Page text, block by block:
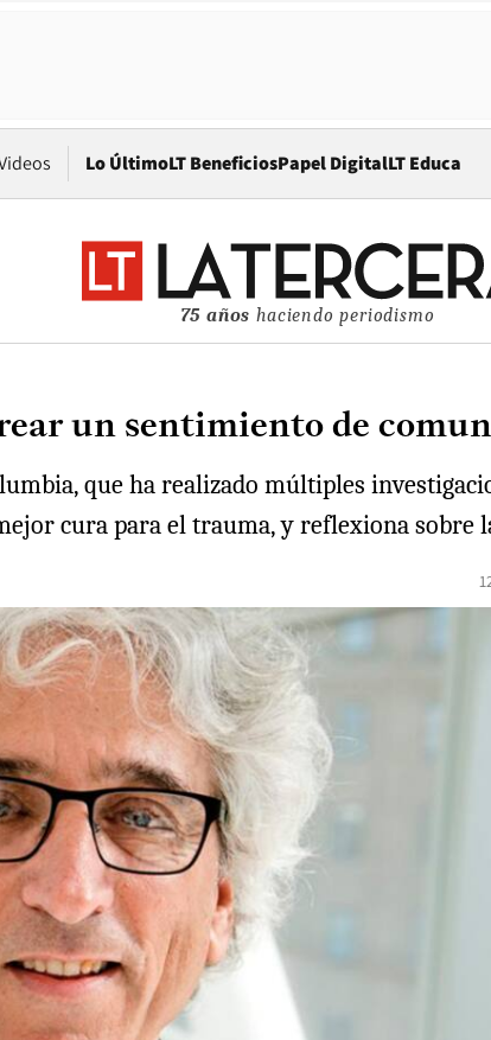
Lo ÚltimoLT BeneficiosPapel DigitalOpens in
LT Educa
75 años haciendo periodismo
un sentimiento de
que ha realizado múltiples
cura para el trauma, y reflexiona sobre